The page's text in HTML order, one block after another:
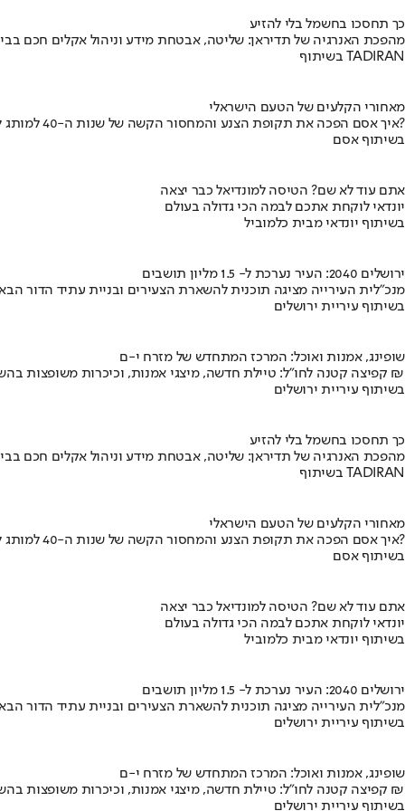
כך תחסכו בחשמל בלי להזיע
מהפכת האנרגיה של תדיראן: שליטה, אבטחת מידע וניהול אקלים חכם
בשיתוף TADIRAN
מאחורי הקלעים של הטעם הישראלי
איך אסם הפכה את תקופת הצנע והמחסור הקשה של שנות ה-40 למותג לאומי?
בשיתוף אסם
אתם עוד לא שם? הטיסה למונדיאל כבר יצאה
יונדאי לוקחת אתכם לבמה הכי גדולה בעולם
בשיתוף יונדאי מבית כלמוביל
ירושלים 2040: העיר נערכת ל- 1.5 מליון תושבים
מנכ"לית העירייה מציגה תוכנית להשארת הצעירים ובניית עתיד הדור
בשיתוף עיריית ירושלים
שופינג, אמנות ואוכל: המרכז המתחדש של מזרח י-ם
קפיצה קטנה לחו"ל: טיילת חדשה, מיצגי אמנות, וכיכרות משופצות בהשקעה של 100 מיליון ₪
בשיתוף עיריית ירושלים
כך תחסכו בחשמל בלי להזיע
מהפכת האנרגיה של תדיראן: שליטה, אבטחת מידע וניהול אקלים חכם
בשיתוף TADIRAN
מאחורי הקלעים של הטעם הישראלי
איך אסם הפכה את תקופת הצנע והמחסור הקשה של שנות ה-40 למותג לאומי?
בשיתוף אסם
אתם עוד לא שם? הטיסה למונדיאל כבר יצאה
יונדאי לוקחת אתכם לבמה הכי גדולה בעולם
בשיתוף יונדאי מבית כלמוביל
ירושלים 2040: העיר נערכת ל- 1.5 מליון תושבים
מנכ"לית העירייה מציגה תוכנית להשארת הצעירים ובניית עתיד הדור
בשיתוף עיריית ירושלים
שופינג, אמנות ואוכל: המרכז המתחדש של מזרח י-ם
קפיצה קטנה לחו"ל: טיילת חדשה, מיצגי אמנות, וכיכרות משופצות בהשקעה של 100 מיליון ₪
בשיתוף עיריית ירושלים